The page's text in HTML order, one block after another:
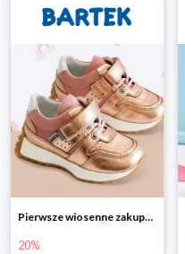
Pierwsze wiosenne zakupy -20%
20%